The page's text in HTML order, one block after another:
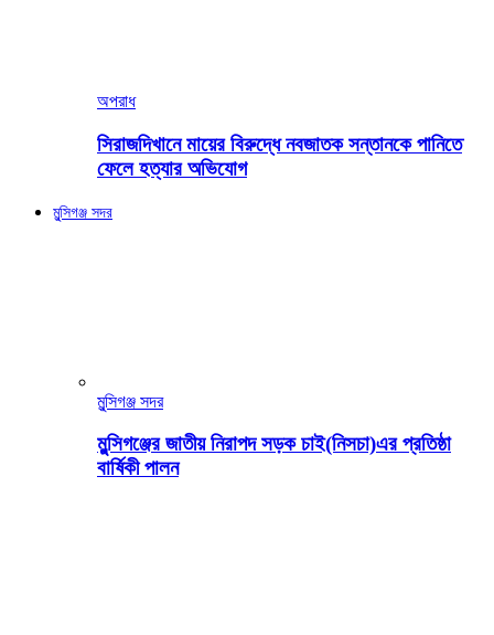
অপরাধ
সিরাজদিখানে মায়ের বিরুদ্ধে নবজাতক সন্তানকে পানিতে
ফেলে হত্যার অভিযোগ
মুন্সিগঞ্জ সদর
মুন্সিগঞ্জ সদর
মুন্সিগঞ্জের জাতীয় নিরাপদ সড়ক চাই(নিসচা)এর প্রতিষ্ঠা
বার্ষিকী পালন